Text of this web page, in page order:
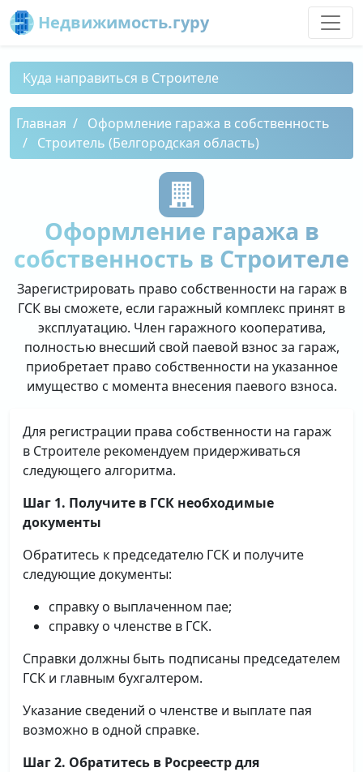
Недвижимость.гуру
Куда направиться в Строителе
Главная
Оформление гаража в собственность
Строитель (Белгородская область)
Оформление гаража в
собственность в Строителе
Зарегистрировать право собственности на гараж в
ГСК вы сможете, если гаражный комплекс принят в
эксплуатацию. Член гаражного кооператива,
полностью внесший свой паевой взнос за гараж,
приобретает право собственности на указанное
имущество с момента внесения паевого взноса.
Для регистрации права собственности на гараж
в Строителе рекомендуем придерживаться
следующего алгоритма.
Шаг 1. Получите в ГСК необходимые
документы
Обратитесь к председателю ГСК и получите
следующие документы:
справку о выплаченном пае;
справку о членстве в ГСК.
Справки должны быть подписаны председателем
ГСК и главным бухгалтером.
Указание сведений о членстве и выплате пая
возможно в одной справке.
Шаг 2. Обратитесь в Росреестр для